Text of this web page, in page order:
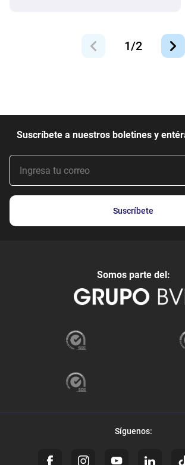
1/2
Suscríbete a nuestros boletines y
Suscríbete
Somos parte del:
Síguenos: